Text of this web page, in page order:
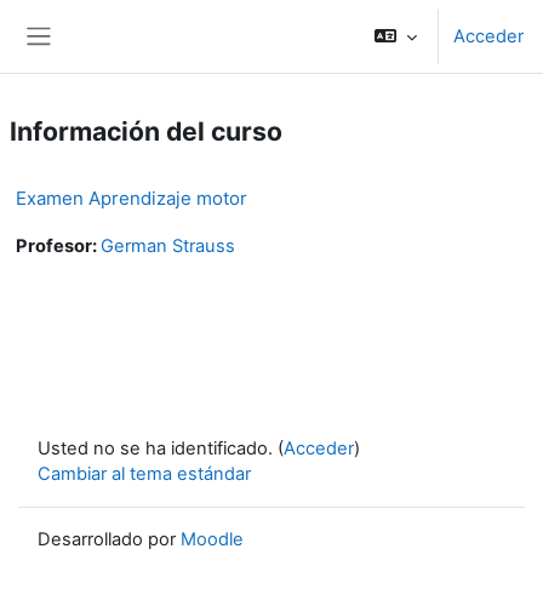
Acceder
Información del curso
Examen Aprendizaje motor
Profesor:German Strauss
Usted no se ha identificado. (Acceder)
Cambiar al tema estándar
Desarrollado por Moodle